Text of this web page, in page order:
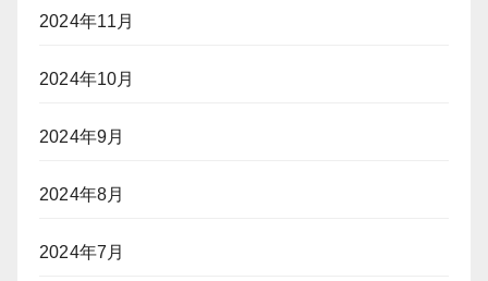
2024年11月
2024年10月
2024年9月
2024年8月
2024年7月